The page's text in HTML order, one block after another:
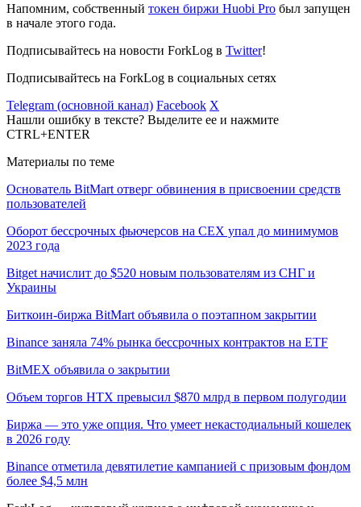
Напомним, собственный токен биржи Huobi Pro был запущен
в начале этого года.
Подписывайтесь на новости ForkLog в Twitter!
Подписывайтесь на ForkLog в социальных сетях
Telegram (основной канал) Facebook X
Нашли ошибку в тексте? Выделите ее и нажмите
CTRL+ENTER
Материалы по теме
Основатель BitMart отверг обвинения в присвоении средств
пользователей
Оборот бессрочных фьючерсов на CEX упал до минимумов
2023 года
Bitget начислит до $520 новым пользователям из СНГ и
Украины
Биткоин-биржа BitMart объявила о поэтапном закрытии
Binance заняла 74% рынка бессрочных контрактов на ETF
BitMEX объявила о закрытии
Объем торгов HTX превысил $870 млрд в первом полугодии
Биржа — это уже опция. Что умеет некастодиальный кошелек
в 2026 году
Binance отметила девятилетие кампанией с призовым фондом
более $4,5 млн